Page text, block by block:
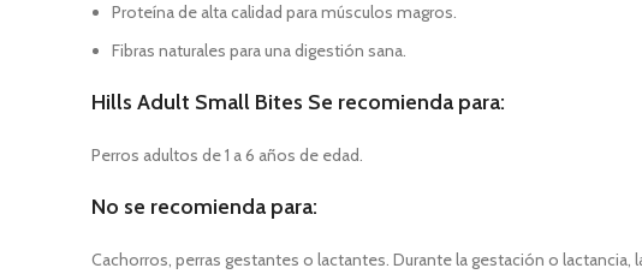
Proteína de alta calidad para músculos magros.
Fibras naturales para una digestión sana.
Hills Adult Small Bites Se recomienda para:
Perros adultos de 1 a 6 años de edad.
No se recomienda para:
Cachorros, perras gestantes o lactantes. Durante la gestación o lactancia,